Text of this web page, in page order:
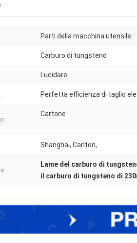
Parti della macchina utensile
Carburo di tungsteno
Lucidare
Perfetta efficienza di taglio
Cartone
Shanghai, Canton,
Lame del carburo di
il carburo di tungsteno di